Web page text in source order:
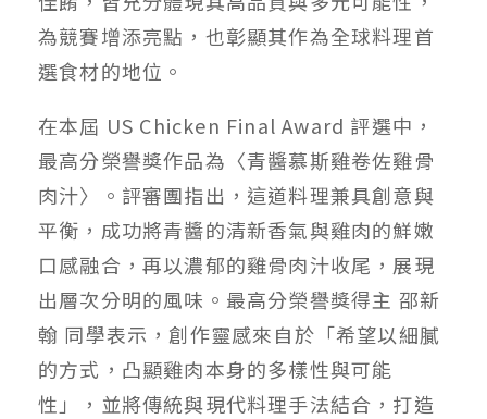
為競賽增添亮點，也彰顯其作為全球料理首
選食材的地位。
在本屆 US Chicken Final Award 評選中，
最高分榮譽獎作品為〈青醬慕斯雞卷佐雞骨
肉汁〉。評審團指出，這道料理兼具創意與
平衡，成功將青醬的清新香氣與雞肉的鮮嫩
口感融合，再以濃郁的雞骨肉汁收尾，展現
出層次分明的風味。最高分榮譽獎得主 邵新
翰 同學表示，創作靈感來自於「希望以細膩
的方式，凸顯雞肉本身的多樣性與可能
性」，並將傳統與現代料理手法結合，打造